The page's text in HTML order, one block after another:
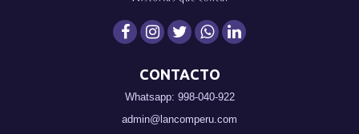
CONTACTO
Whatsapp: 998-040-922
admin@lancomperu.com